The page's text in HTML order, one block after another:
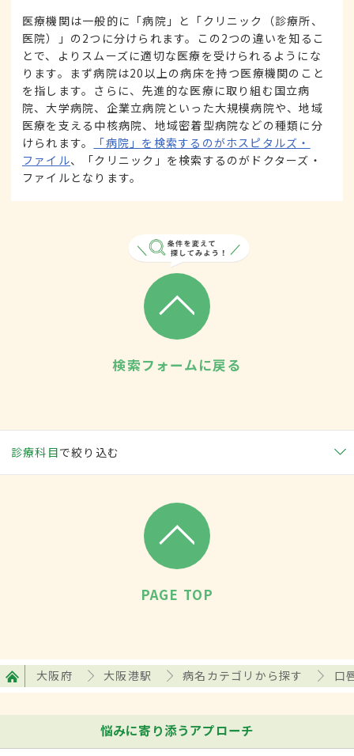
医療機関は一般的に「病院」と「クリニック（診療所、
医院）」の2つに分けられます。この2つの違いを知るこ
とで、よりスムーズに適切な医療を受けられるようにな
ります。まず病院は20以上の病床を持つ医療機関のこと
を指します。さらに、先進的な医療に取り組む国立病
院、大学病院、企業立病院といった大規模病院や、地域
医療を支える中核病院、地域密着型病院などの種類に分
けられます。
「病院」を検索するのがホスピタルズ・
ファイル、「クリニック」を検索するのがドクターズ・
ファイルとなります。
検索フォームに戻る
診療科目で絞り込む
PAGE TOP
大阪府 大阪港駅 病名カテゴリから探す 口
悩みに寄り添うアプローチ